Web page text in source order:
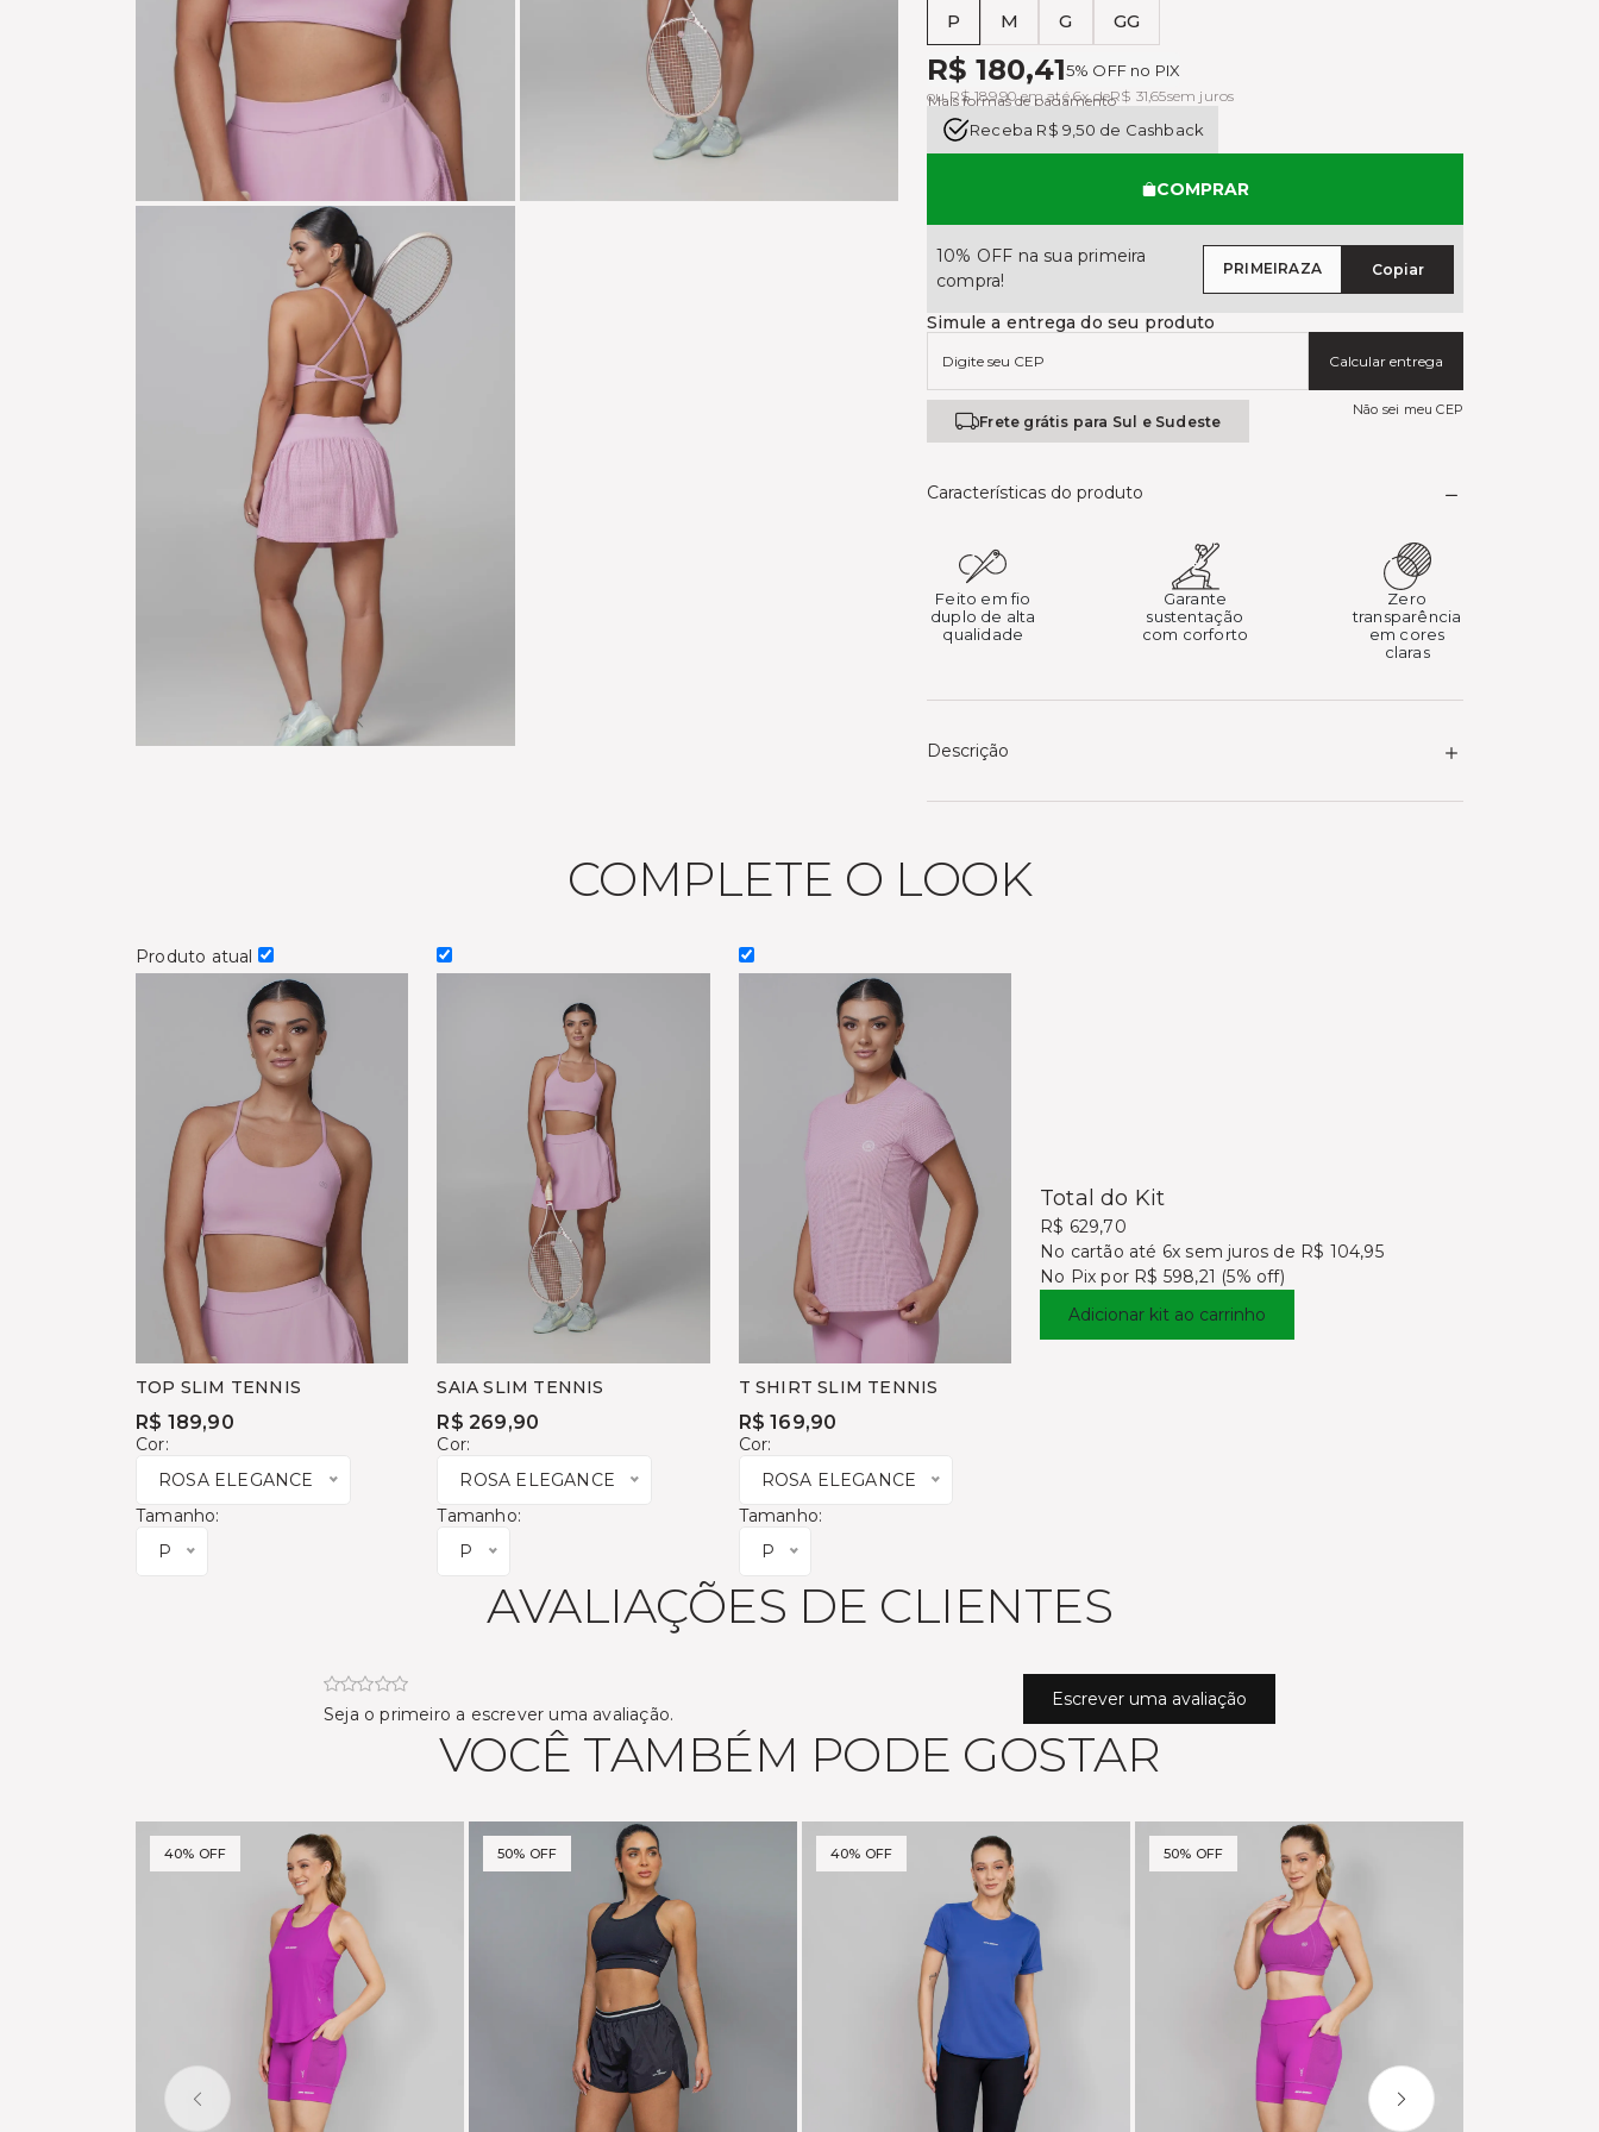
P M G GG
ou R$ 189,90 em até 6x deR$ 31,65sem juros
R$ 180,415% OFF no PIX
Mais formas de pagamento
Receba R$ 9,50 de Cashback
COMPRAR
10% OFF na sua primeira
compra!
PRIMEIRAZA Copiar
Simule a entrega do seu produto
Calcular entrega
Frete grátis para Sul e Sudeste
Não sei meu CEP
Características do produto
Feito em fio
duplo de alta
qualidade
Garante
sustentação
com corforto
Zero
transparência
em cores
claras
Descrição
COMPLETE O LOOK
Produto atual
TOP SLIM TENNIS
R$ 189,90
Cor:
ROSA ELEGANCE
Tamanho:
P
SAIA SLIM TENNIS
R$ 269,90
Cor:
ROSA ELEGANCE
Tamanho:
P
T SHIRT SLIM TENNIS
R$ 169,90
Cor:
ROSA ELEGANCE
Tamanho:
P
Total do Kit
R$ 629,70
No cartão até 6x sem juros de R$ 104,95
No Pix por R$ 598,21 (5% off)
Adicionar kit ao carrinho
AVALIAÇÕES DE CLIENTES
Seja o primeiro a escrever uma avaliação.
Escrever uma avaliação
VOCÊ TAMBÉM PODE GOSTAR
40% OFF 50% OFF 40% OFF 50% OFF